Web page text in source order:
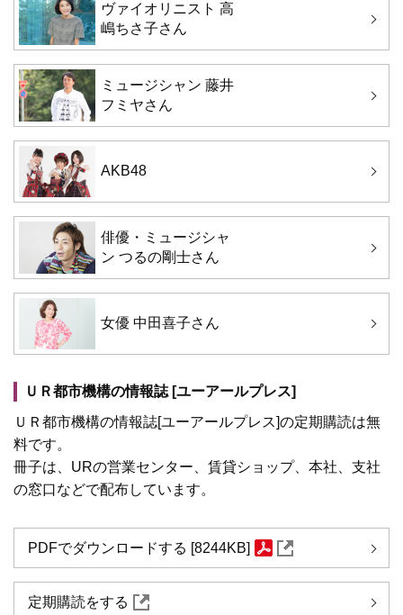
ヴァイオリニスト 高
嶋ちさ子さん
ミュージシャン 藤井
フミヤさん
AKB48
俳優・ミュージシャ
ン つるの剛士さん
女優 中田喜子さん
ＵＲ都市機構の情報誌 [ユーアールプレス]
ＵＲ都市機構の情報誌[ユーアールプレス]の定期購読は無
料です。
冊子は、URの営業センター、賃貸ショップ、本社、支社
の窓口などで配布しています。
PDFでダウンロードする [8244KB]
定期購読をする